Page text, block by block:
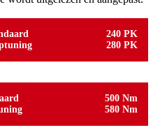
240 PK
280 PK
500 Nm
580 Nm